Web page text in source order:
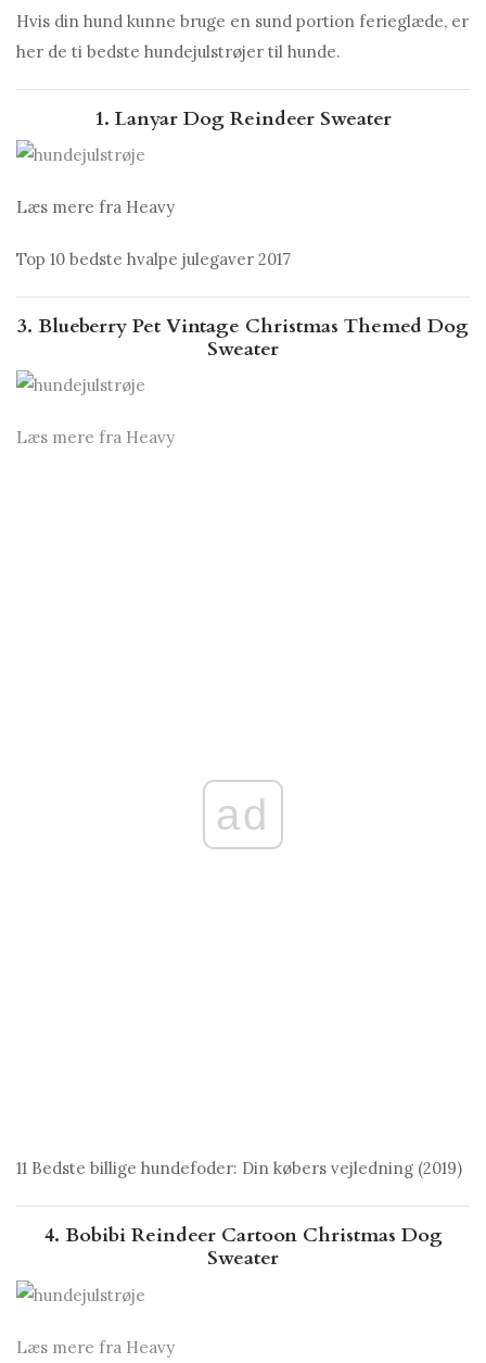
Hvis din hund kunne bruge en sund portion ferieglæde, er
her de ti bedste hundejulstrøjer til hunde.
1. Lanyar Dog Reindeer Sweater
Læs mere fra Heavy
Top 10 bedste hvalpe julegaver 2017
3. Blueberry Pet Vintage Christmas Themed Dog
Sweater
Læs mere fra Heavy
ad
11 Bedste billige hundefoder: Din købers vejledning (2019)
4. Bobibi Reindeer Cartoon Christmas Dog
Sweater
Læs mere fra Heavy